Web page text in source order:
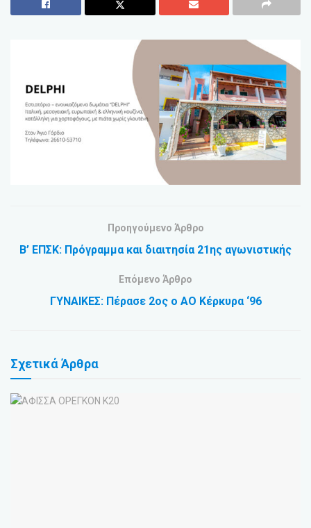
Προηγούμενο Άρθρο
Β’ ΕΠΣΚ: Πρόγραμμα και διαιτησία 21ης αγωνιστικής
Επόμενο Άρθρο
ΓΥΝΑΙΚΕΣ: Πέρασε 2ος ο ΑΟ Κέρκυρα ‘96
ΣχετικάΆρθρα